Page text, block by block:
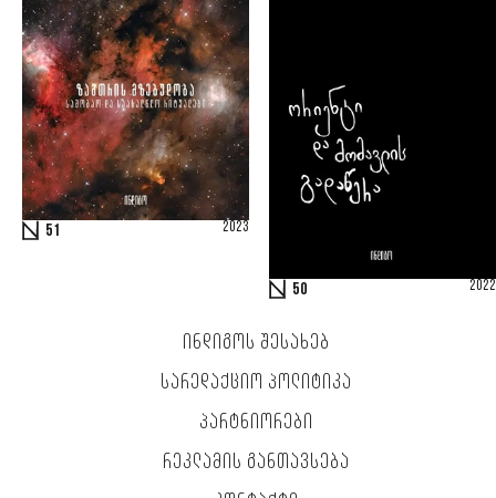
51 2023
50 2022
ᲘᲜᲓᲘᲒᲝᲡ ᲨᲔᲡᲐᲮᲔᲑ
ᲡᲐᲠᲔᲓᲐᲥᲪᲘᲝ ᲞᲝᲚᲘᲢᲘᲙᲐ
ᲞᲐᲠᲢᲜᲘᲝᲠᲔᲑᲘ
ᲠᲔᲙᲚᲐᲛᲘᲡ ᲒᲐᲜᲗᲐᲕᲡᲔᲑᲐ